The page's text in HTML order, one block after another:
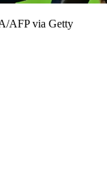
AFP via Getty